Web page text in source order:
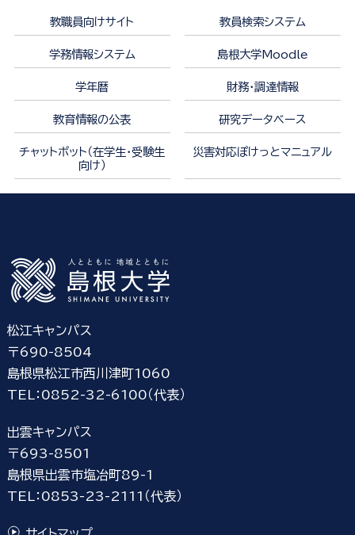
教職員向けサイト 教員検索システム
学務情報システム 島根大学Moodle
学年暦 財務・調達情報
教育情報の公表 研究データベース
チャットボット（在学生・受験生
向け）
災害対応ぽけっとマニュアル
松江キャンパス
〒690-8504
島根県松江市西川津町1060
TEL：0852-32-6100（代表）
出雲キャンパス
〒693-8501
島根県出雲市塩冶町89-1
TEL：0853-23-2111（代表）